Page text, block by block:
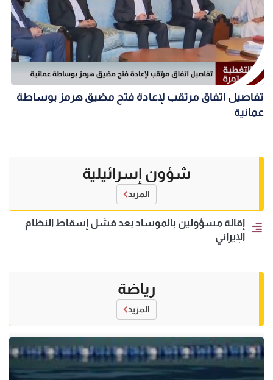
تفاصيل اتفاق مرتقب لإعادة فتح مضيق هرمز بوساطة
عمانية
شؤون إسرائيلية
المزيد
إقالة مسؤولين بالموساد بعد فشل إسقاط النظام
الإيراني
رياضة
المزيد